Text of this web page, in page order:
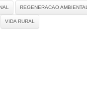
REGENERACAO AMBIENTAL
VIDA RURAL